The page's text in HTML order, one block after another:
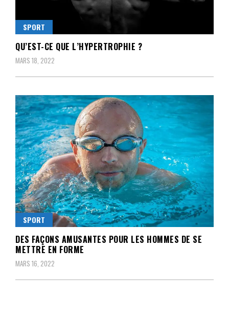
SPORT
QU’EST-CE QUE L’HYPERTROPHIE ?
MARS 18, 2022
SPORT
DES FAÇONS AMUSANTES POUR LES HOMMES DE SE
METTRE EN FORME
MARS 16, 2022